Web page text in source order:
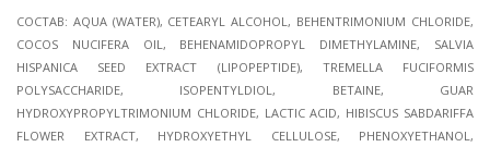
СОСТАВ: AQUA (WATER), CETEARYL ALCOHOL, BEHENTRIMONIUM CHLORIDE,
COCOS NUCIFERA OIL, BEHENAMIDOPROPYL DIMETHYLAMINE, SALVIA
HISPANICA SEED EXTRACT (LIPOPEPTIDE), TREMELLA FUCIFORMIS
POLYSACCHARIDE, ISOPENTYLDIOL, BETAINE, GUAR
HYDROXYPROPYLTRIMONIUM CHLORIDE, LACTIC ACID, HIBISCUS SABDARIFFA
FLOWER EXTRACT, HYDROXYETHYL CELLULOSE, PHENOXYETHANOL,